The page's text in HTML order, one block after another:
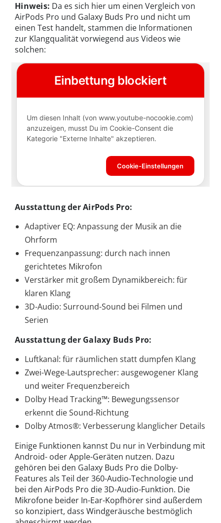
Hinweis: Da es sich hier um einen Vergleich von
AirPods Pro und Galaxy Buds Pro und nicht um
einen Test handelt, stammen die Informationen
zur Klangqualität vorwiegend aus Videos wie
solchen:
Ausstattung der AirPods Pro:
Adaptiver EQ: Anpassung der Musik an die
Ohrform
Frequenzanpassung: durch nach innen
gerichtetes Mikrofon
Verstärker mit großem Dynamikbereich: für
klaren Klang
3D-Audio: Surround-Sound bei Filmen und
Serien
Ausstattung der Galaxy Buds Pro:
Luftkanal: für räumlichen statt dumpfen Klang
Zwei-Wege-Lautsprecher: ausgewogener Klang
und weiter Frequenzbereich
Dolby Head Tracking™: Bewegungssensor
erkennt die Sound-Richtung
Dolby Atmos®: Verbesserung klanglicher Details
Einige Funktionen kannst Du nur in Verbindung mit
Android- oder Apple-Geräten nutzen. Dazu
gehören bei den Galaxy Buds Pro die Dolby-
Features als Teil der 360-Audio-Technologie und
bei den AirPods Pro die 3D-Audio-Funktion. Die
Mikrofone beider In-Ear-Kopfhörer sind außerdem
so konzipiert, dass Windgeräusche bestmöglich